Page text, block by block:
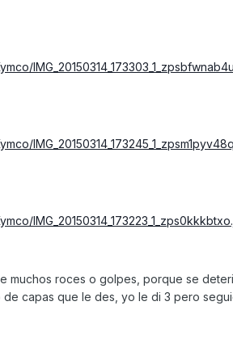
muchos roces o golpes, porque se
capas que le des, yo le di 3 pero